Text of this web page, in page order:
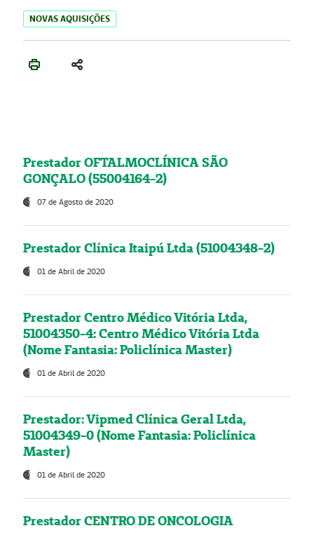
NOVAS AQUISIÇÕES
Prestador OFTALMOCLÍNICA SÃO
GONÇALO (55004164-2)
07 de Agosto de 2020
Prestador Clínica Itaipú Ltda (51004348-2)
01 de Abril de 2020
Prestador Centro Médico Vitória Ltda,
51004350-4: Centro Médico Vitória Ltda
(Nome Fantasia: Policlínica Master)
01 de Abril de 2020
Prestador: Vipmed Clínica Geral Ltda,
51004349-0 (Nome Fantasia: Policlínica
Master)
01 de Abril de 2020
Prestador CENTRO DE ONCOLOGIA